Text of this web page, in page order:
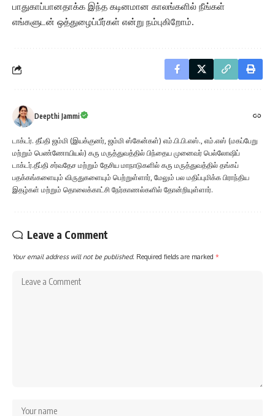
பாதுகாப்பானதாக்க இந்த கடினமான காலங்களில் நீங்கள்
எங்களுடன் ஒத்துழைப்பீர்கள் என்று நம்புகிறோம்.
Deepthi Jammi
டாக்டர். தீப்தி ஜம்மி (இயக்குனர், ஜம்மி ஸ்கேன்கள்) எம்.பி.பி.எஸ்., எம்.எஸ் (மகப்பேறு
மற்றும் பெண்ணோயியல்) கரு மருத்துவத்தில் பிந்தைய முனைவர் பெல்லோஷிப்
டாக்டர்.தீப்தி சர்வதேச மற்றும் தேசிய மாநாடுகளில் கரு மருத்துவத்தில் தங்கப்
பதக்கங்களையும் விருதுகளையும் பெற்றுள்ளார், மேலும் பல மதிப்புமிக்க பிராந்திய
இதழ்கள் மற்றும் தொலைக்காட்சி நேர்காணல்களில் தோன்றியுள்ளார்.
Leave a Comment
Your email address will not be published. Required fields are marked *